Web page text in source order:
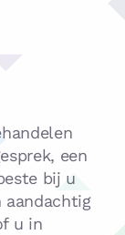
een
bij u
aandachtig
u in